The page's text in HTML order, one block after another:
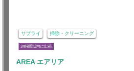
サプライ 掃除・クリーニング
24時間以内に出荷
AREA エアリア